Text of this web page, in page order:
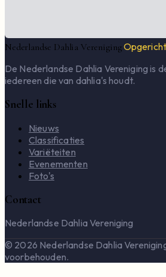
Nederlandse Dahlia VerenigingOpgericht
De Nederlandse Dahlia Vereniging is
iedereen die van dahlia's houdt.
Snelle links
Nieuws
Classificaties
Variëteiten
Evenementen
Foto's
Contact
Nederlandse Dahlia Vereniging
© 2026 Nederlandse Dahlia
voorbehouden.